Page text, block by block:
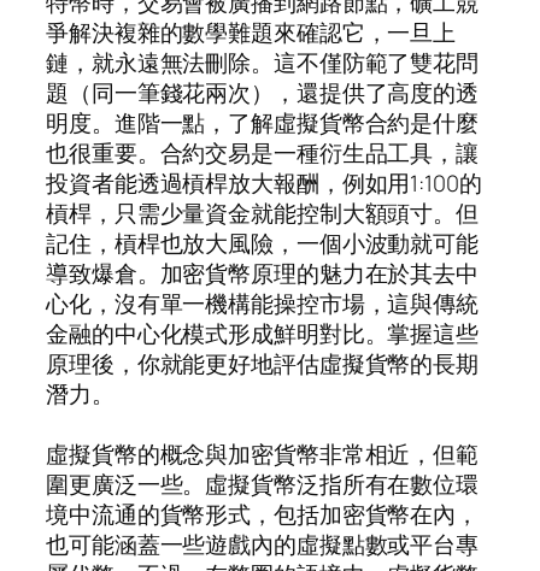
爭解決複雜的數學難題來確認它，一旦上
鏈，就永遠無法刪除。這不僅防範了雙花問
題（同一筆錢花兩次），還提供了高度的透
明度。進階一點，了解虛擬貨幣合約是什麼
也很重要。合約交易是一種衍生品工具，讓
投資者能透過槓桿放大報酬，例如用1:100的
槓桿，只需少量資金就能控制大額頭寸。但
記住，槓桿也放大風險，一個小波動就可能
導致爆倉。加密貨幣原理的魅力在於其去中
心化，沒有單一機構能操控市場，這與傳統
金融的中心化模式形成鮮明對比。掌握這些
原理後，你就能更好地評估虛擬貨幣的長期
潛力。
虛擬貨幣的概念與加密貨幣非常相近，但範
圍更廣泛一些。虛擬貨幣泛指所有在數位環
境中流通的貨幣形式，包括加密貨幣在內，
也可能涵蓋一些遊戲內的虛擬點數或平台專